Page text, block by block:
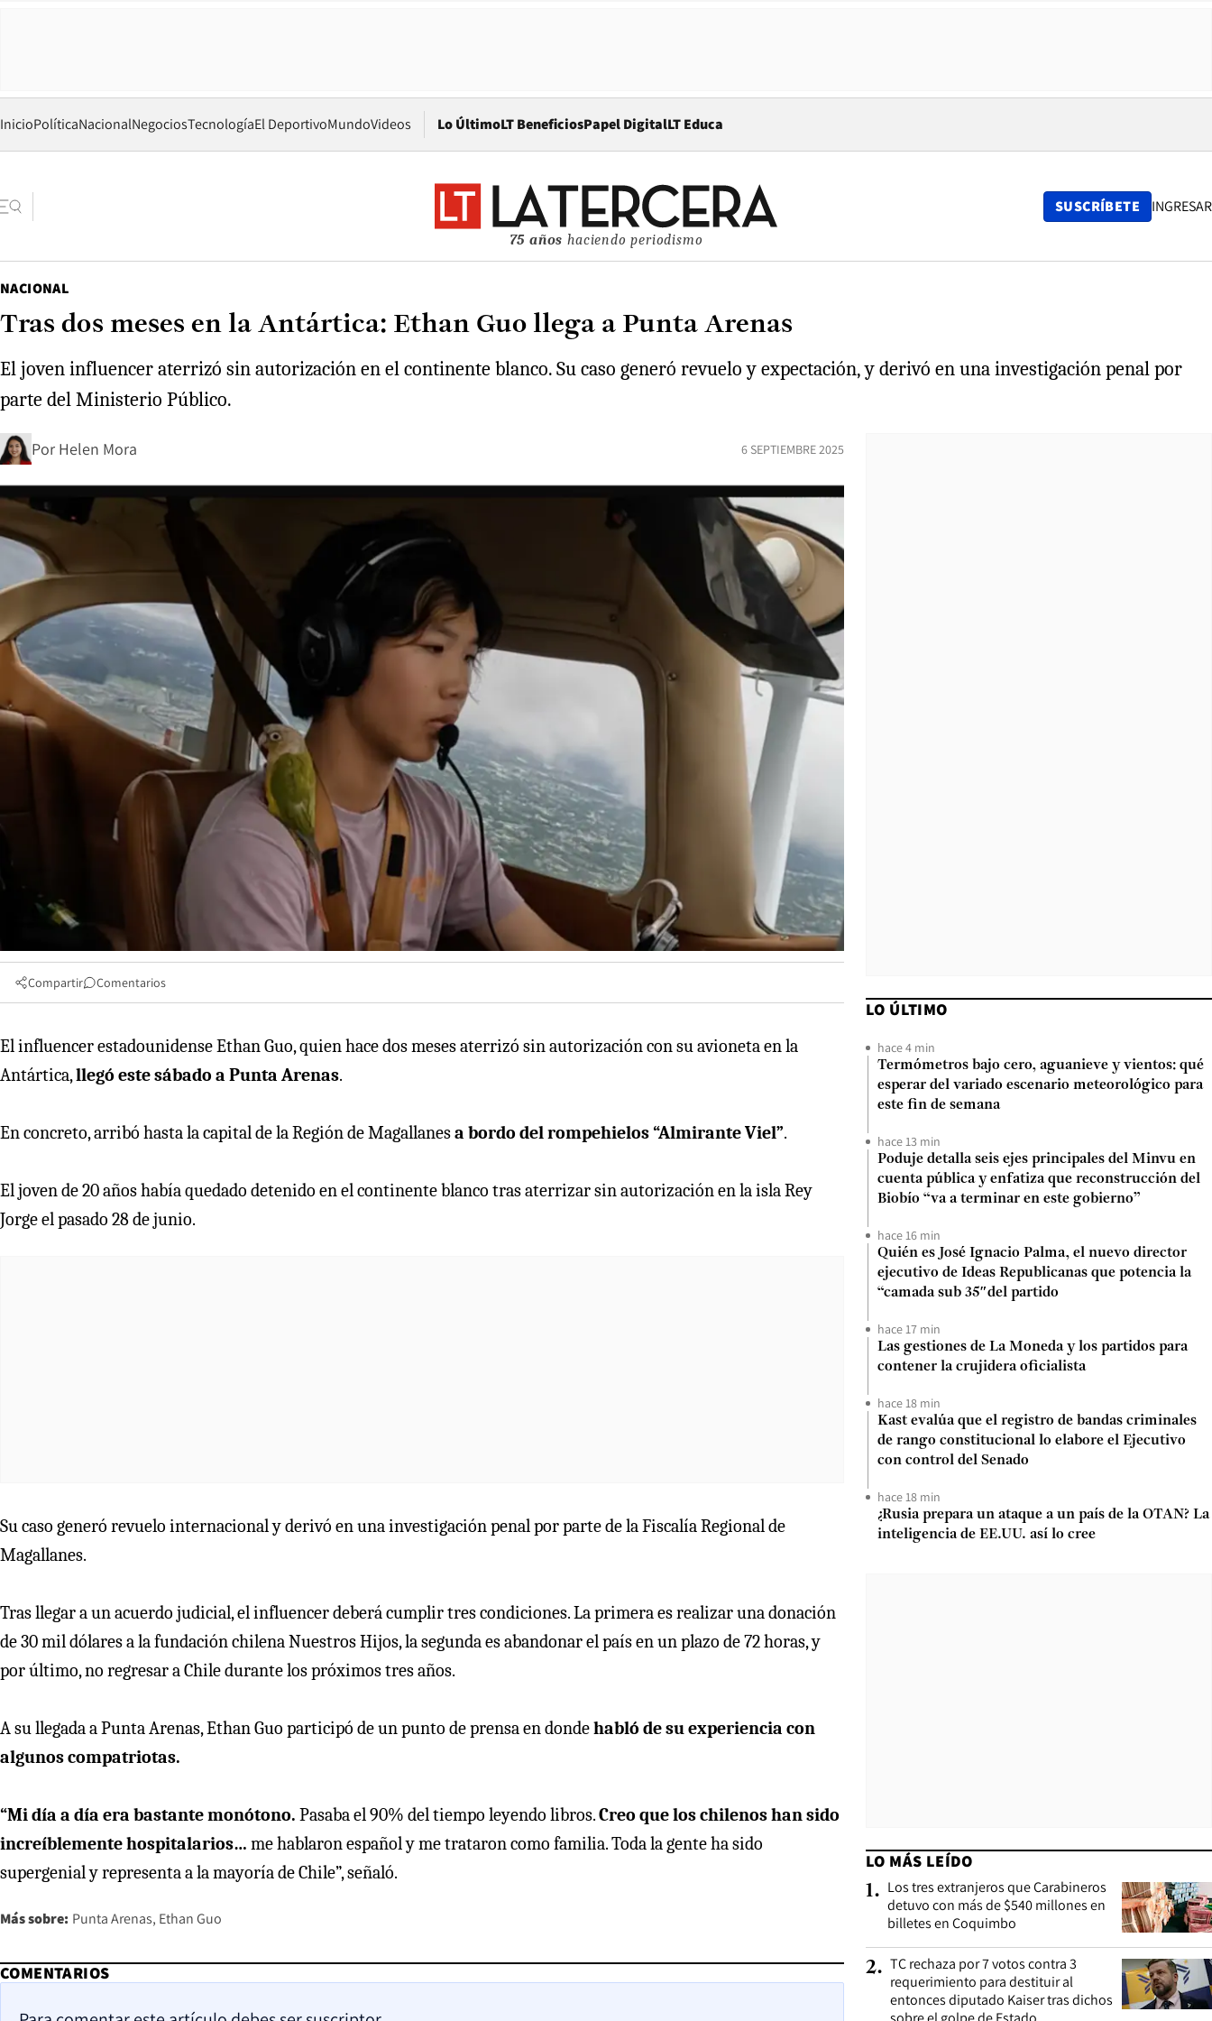
InicioPolíticaNacionalNegociosTecnologíaEl DeportivoMundoVideos Lo ÚltimoLT BeneficiosPapel DigitalOpens in new window
LT Educa
75 años haciendo periodismo
SUSCRÍBETE INGRESAR
NACIONAL
Tras dos meses en la Antártica: Ethan Guo llega a Punta Arenas
El joven influencer aterrizó sin autorización en el continente blanco. Su caso generó revuelo y expectación, y derivó en una investigación penal por
parte del Ministerio Público.
Por Helen Mora 6 SEPTIEMBRE 2025
Compartir Comentarios
El influencer estadounidense Ethan Guo, quien hace dos meses aterrizó sin autorización con su avioneta en la
Antártica,llegó este sábado a Punta Arenas.
En concreto, arribó hasta la capital de la Región de Magallanesa bordo del rompehielos “Almirante Viel”.
El joven de 20 años había quedado detenido en el continente blanco tras aterrizar sin autorización en la isla Rey
Jorge el pasado 28 de junio.
Su caso generó revuelo internacional y derivó en una investigación penal por parte de la Fiscalía Regional de
Magallanes.
Tras llegar a un acuerdo judicial, el influencer deberá cumplir tres condiciones. La primera es realizar una donación
de 30 mil dólares a la fundación chilena Nuestros Hijos, la segunda es abandonar el país en un plazo de 72 horas, y
por último, no regresar a Chile durante los próximos tres años.
A su llegada a Punta Arenas, Ethan Guo participó de un punto de prensa en dondehabló de su experiencia con
algunos compatriotas.
“Mi día a día era bastante monótono. Pasaba el 90% del tiempo leyendo libros.Creo que los chilenos han sido
increíblemente hospitalarios… me hablaron español y me trataron como familia. Toda la gente ha sido
supergenial y representa a la mayoría de Chile”, señaló.
Más sobre: Punta Arenas Ethan Guo
COMENTARIOS
LO ÚLTIMO
hace 4 min
Termómetros bajo cero, aguanieve y vientos: qué
esperar del variado escenario meteorológico para
este fin de semana
hace 13 min
Poduje detalla seis ejes principales del Minvu en
cuenta pública y enfatiza que reconstrucción del
Biobío “va a terminar en este gobierno”
hace 16 min
Quién es José Ignacio Palma, el nuevo director
ejecutivo de Ideas Republicanas que potencia la
“camada sub 35″del partido
hace 17 min
Las gestiones de La Moneda y los partidos para
contener la crujidera oficialista
hace 18 min
Kast evalúa que el registro de bandas criminales
de rango constitucional lo elabore el Ejecutivo
con control del Senado
hace 18 min
¿Rusia prepara un ataque a un país de la OTAN? La
inteligencia de EE.UU. así lo cree
LO MÁS LEÍDO
1. Los tres extranjeros que Carabineros
detuvo con más de $540 millones en
billetes en Coquimbo
2. TC rechaza por 7 votos contra 3
requerimiento para destituir al
entonces diputado Kaiser tras dichos